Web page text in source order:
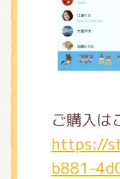
ご購入は
https://
b881-